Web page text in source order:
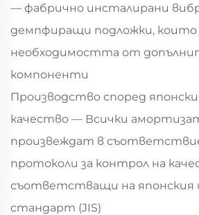
— фабрично инсталирани
демпфиращи подложки, които
необходимостта от
компоненти
Производство според
качество — Всички
произвеждат в
протоколи за контрол на
съответстващи на японския
стандарт (JIS)